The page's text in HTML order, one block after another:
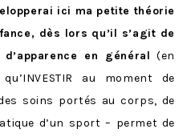
ici ma petite théorie
dès lors qu’il s’agit de
en général (en
au moment de
soins portés au corps, de
d’un sport – permet de